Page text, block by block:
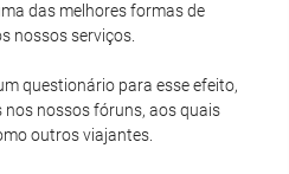
das melhores formas de
nossos serviços.
questionário para esse efeito,
nos nossos fóruns, aos quais
outros viajantes.